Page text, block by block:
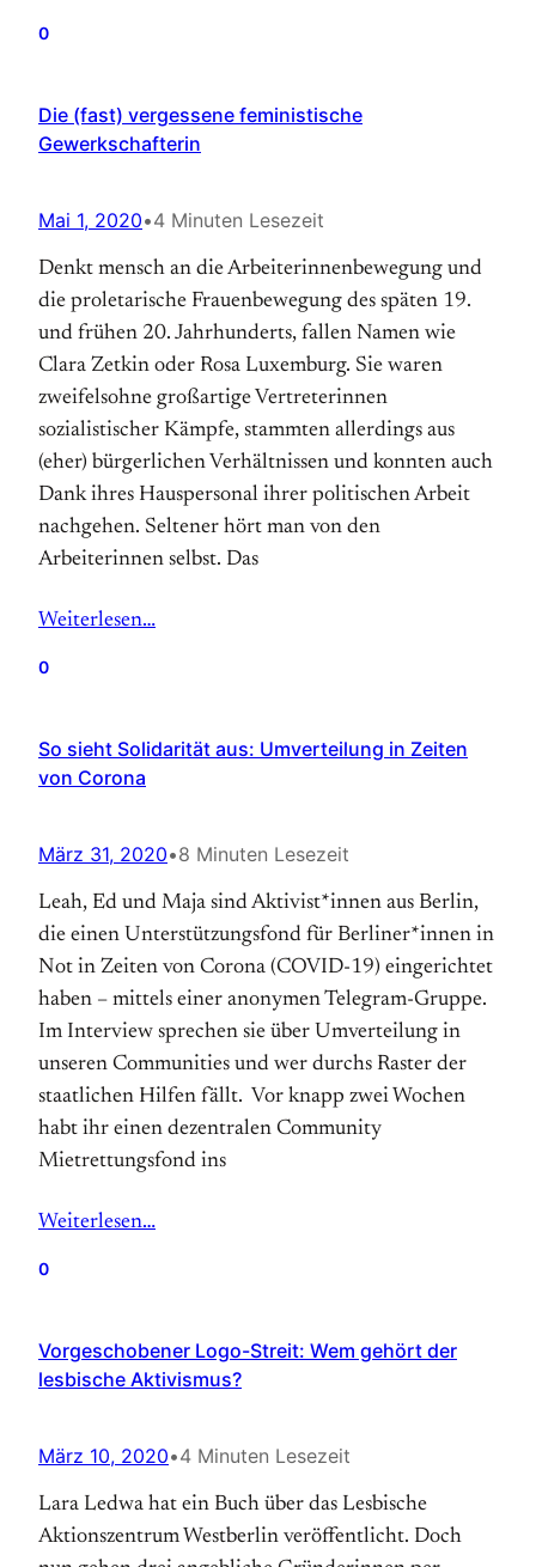
0
Die (fast) vergessene feministische
Gewerkschafterin
Mai 1, 2020•4 Minuten Lesezeit
Denkt mensch an die Arbeiterinnenbewegung und
die proletarische Frauenbewegung des späten 19.
und frühen 20. Jahrhunderts, fallen Namen wie
Clara Zetkin oder Rosa Luxemburg. Sie waren
zweifelsohne großartige Vertreterinnen
sozialistischer Kämpfe, stammten allerdings aus
(eher) bürgerlichen Verhältnissen und konnten auch
Dank ihres Hauspersonal ihrer politischen Arbeit
nachgehen. Seltener hört man von den
Arbeiterinnen selbst. Das
Weiterlesen…
0
So sieht Solidarität aus: Umverteilung in Zeiten
von Corona
März 31, 2020•8 Minuten Lesezeit
Leah, Ed und Maja sind Aktivist*innen aus Berlin,
die einen Unterstützungsfond für Berliner*innen in
Not in Zeiten von Corona (COVID-19) eingerichtet
haben – mittels einer anonymen Telegram-Gruppe.
Im Interview sprechen sie über Umverteilung in
unseren Communities und wer durchs Raster der
staatlichen Hilfen fällt. Vor knapp zwei Wochen
habt ihr einen dezentralen Community
Mietrettungsfond ins
Weiterlesen…
0
Vorgeschobener Logo-Streit: Wem gehört der
lesbische Aktivismus?
März 10, 2020•4 Minuten Lesezeit
Lara Ledwa hat ein Buch über das Lesbische
Aktionszentrum Westberlin veröffentlicht. Doch